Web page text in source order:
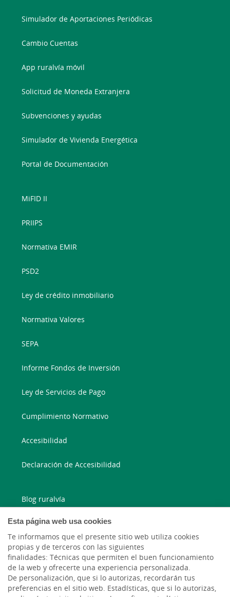
Esta página web usa cookies
Te informamos que el presente sitio web utiliza cookies
propias y de terceros con las siguientes
finalidades: Técnicas que permiten el buen funcionamiento
de la web y ofrecerte una experiencia personalizada.
De personalización, que si lo autorizas, recordarán tus
preferencias en el sitio web. Estadísticas, que si lo autorizas,
Simulador de Aportaciones Periódicas
Cambio Cuentas
App ruralvía móvil
Solicitud de Moneda Extranjera
Subvenciones y ayudas
Simulador de Vivienda Energética
Portal de Documentación
MiFID II
PRIIPS
Normativa EMIR
PSD2
Ley de crédito inmobiliario
Normativa Valores
SEPA
Informe Fondos de Inversión
Ley de Servicios de Pago
Cumplimiento Normativo
Accesibilidad
Declaración de Accesibilidad
Blog ruralvía
Blog Joven In
Facebook
Twitter